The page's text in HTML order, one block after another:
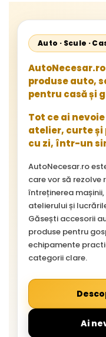
Auto · Scule ·
produse auto,
pentru casă și
Tot ce ai
atelier, curte și
cu zi, într-un
AutoNecesar.ro
care vor să
întreținerea
atelierului și
Găsești accesorii
produse pentru
echipamente
categorii clare.
Ai